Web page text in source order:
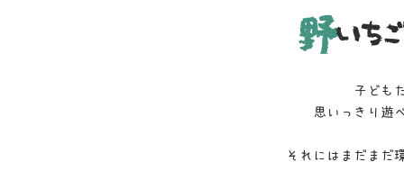
野いち
子ども
思いっきり遊
それにはまだまだ